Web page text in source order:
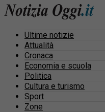
Ultime notizie
Attualità
Cronaca
Economia e scuola
Politica
Cultura e turismo
Sport
Zone